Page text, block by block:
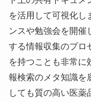
を活用して可視化し
ンスや勉強会を開催
する情報収集のプロ
を持つことも非常に
報検索のメタ知識を
しても質の高い医薬